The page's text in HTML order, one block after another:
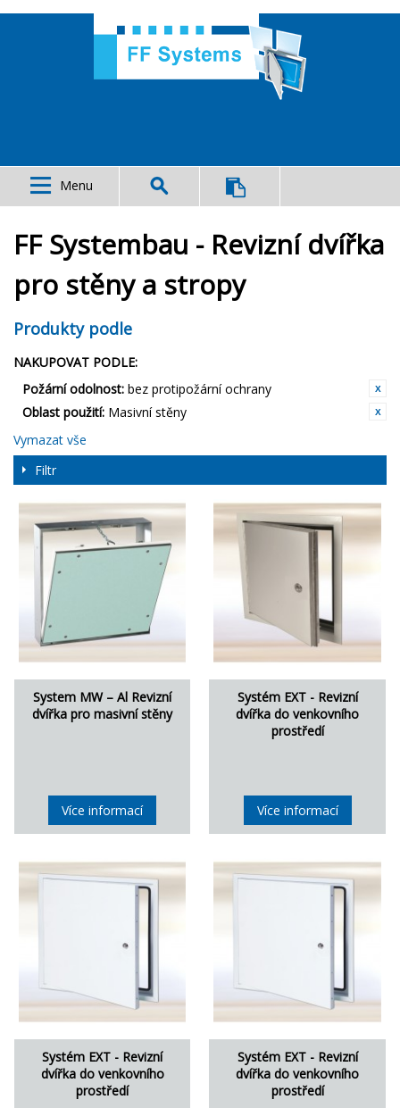
Menu
FF Systembau - Revizní dvířka
pro stěny a stropy
Produkty podle
NAKUPOVAT PODLE:
Požární odolnost: bez protipožární ochrany
Oblast použití: Masivní stěny
Vymazat vše
Filtr
System MW – Al Revizní
dvířka pro masivní stěny
Více informací
Systém EXT - Revizní
dvířka do venkovního
prostředí
Více informací
Systém EXT - Revizní
dvířka do venkovního
prostředí
Systém EXT - Revizní
dvířka do venkovního
prostředí